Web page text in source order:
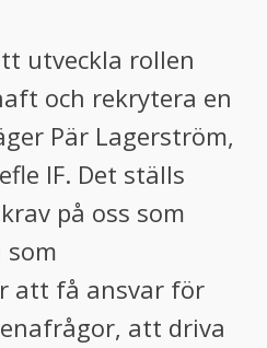
utveckla rollen
och rekrytera en
Pär Lagerström,
IF. Det ställs
på oss som
som
att få ansvar för
att driva